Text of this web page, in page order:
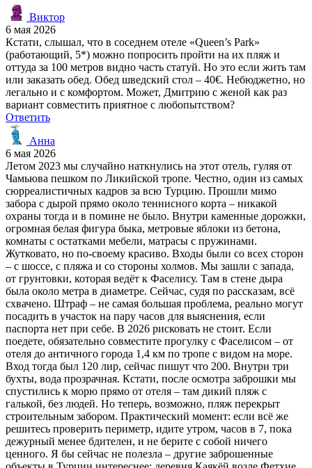
Виктор
6 мая 2026
Кстати, слышал, что в соседнем отеле «Queen’s Park»
(работающий, 5*) можно попросить пройти на их пляж и
оттуда за 100 метров видно часть статуй. Но это если жить там
или заказать обед. Обед шведский стол – 40€. Небюджетно, но
легально и с комфортом. Может, Дмитрию с женой как раз
вариант совместить приятное с любопытством?
Ответить
Анна
6 мая 2026
Летом 2023 мы случайно наткнулись на этот отель, гуляя от
Чамьюва пешком по Ликийской тропе. Честно, один из самых
сюрреалистичных кадров за всю Турцию. Прошли мимо
забора с дырой прямо около теннисного корта – никакой
охраны тогда и в помине не было. Внутри каменные дорожки,
огромная белая фигура быка, метровые яблоки из бетона,
комнаты с остатками мебели, матрасы с пружинами.
Жутковато, но по-своему красиво. Входы были со всех сторон
– с шоссе, с пляжа и со стороны холмов. Мы зашли с запада,
от грунтовки, которая ведёт к Фаселису. Там в стене дыра
была около метра в диаметре. Сейчас, судя по рассказам, всё
схвачено. Штраф – не самая большая проблема, реально могут
посадить в участок на пару часов для выяснения, если
паспорта нет при себе. В 2026 рисковать не стоит. Если
поедете, обязательно совместите прогулку с Фаселисом – от
отеля до античного города 1,4 км по тропе с видом на море.
Вход тогда был 120 лир, сейчас пишут что 200. Внутри три
бухты, вода прозрачная. Кстати, после осмотра заброшки мы
спустились к морю прямо от отеля – там дикий пляж с
галькой, без людей. Но теперь, возможно, пляж перекрыт
строительным забором. Практический момент: если всё же
решитесь проверить периметр, идите утром, часов в 7, пока
дежурный менее бдителен, и не берите с собой ничего
ценного. Я бы сейчас не полезла – другие заброшенные